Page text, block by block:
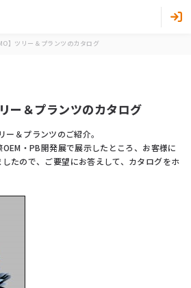
】ツリー＆プランツのカタログ
ー＆プランツのカタログ
＆プランツのご紹介。
・PB開発展で展示したところ、お客様に
たので、ご要望にお答えして、カタログをホ